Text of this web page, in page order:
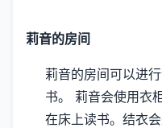
莉音的房间
莉音的房间可以进行
书。
莉音会使用衣柜
在床上读书。 结衣